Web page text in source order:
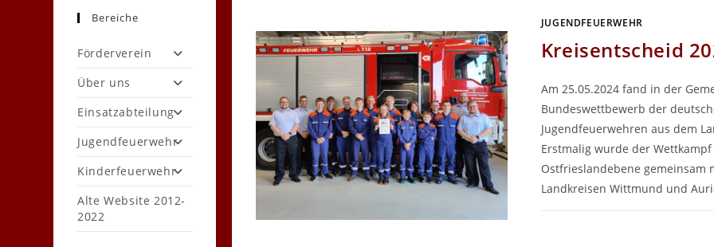
UMSCHALTEN
JUGENDFEUERWEHR
Kreisentscheid
Am 25.05.2024 fand in der
Bundeswettbewerb der
Jugendfeuerwehren aus dem
Erstmalig wurde der
Ostfrieslandebene gemeinsam
Landkreisen Wittmund und
Bereiche
Förderverein
Über uns
Einsatzabteilung
Jugendfeuerwehr
Kinderfeuerwehr
Alte Website 2012-
2022